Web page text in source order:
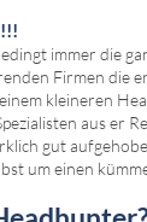
immer die
Firmen die
kleineren
aus er
gut
um einen